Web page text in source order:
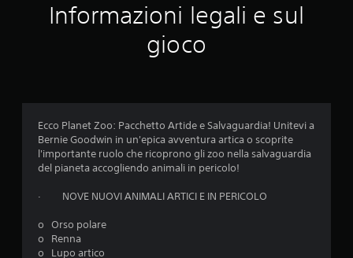
t
i
o
n
Informazioni legali e sul
gioco
Ecco Planet Zoo: Pacchetto Artide e Salvaguardia! Unitevi a
Bernie Goodwin in un'epica avventura artica o scoprite
l'importante ruolo che ricoprono gli zoo nella salvaguardia
del pianeta accogliendo animali in pericolo!
· NOVE NUOVI ANIMALI ARTICI E IN PERICOLO
o Orso polare
o Renna
o Lupo artico